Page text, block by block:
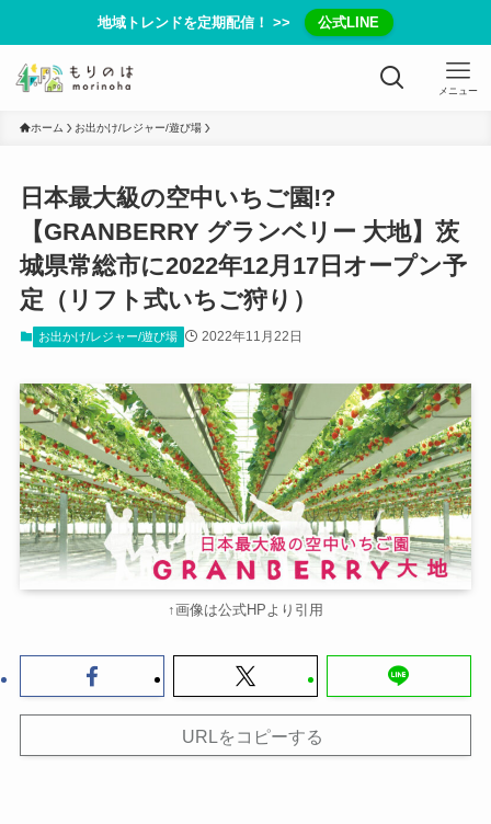
地域トレンドを定期配信！ >> 公式LINE
メニュー
ホーム お出かけ/レジャー/遊び場
日本最大級の空中いちご園!?
【GRANBERRY グランベリー 大地】茨
城県常総市に2022年12月17日オープン予
定（リフト式いちご狩り）
お出かけ/レジャー/遊び場 2022年11月22日
↑画像は公式HPより引用
URLをコピーする